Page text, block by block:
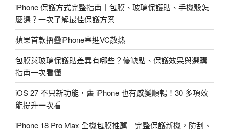
iPhone 保護方式完整指南｜包膜、玻璃保護貼、手機殼怎
麼選？一次了解最佳保護方案
蘋果首款摺疊iPhone塞進VC散熱
包膜與玻璃保護貼差異有哪些？優缺點、保護效果與選購
指南一次看懂
iOS 27 不只新功能，舊 iPhone 也有感變順暢！30 多項效
能提升一次看
iPhone 18 Pro Max 全機包膜推薦｜完整保護新機，防刮、